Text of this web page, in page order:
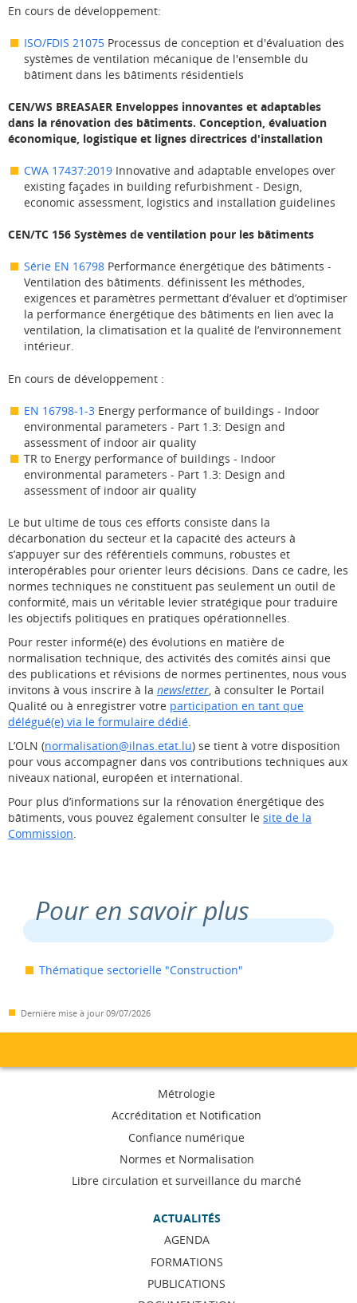
En cours de développement:
ISO/FDIS 21075 Processus de conception et d'évaluation des
systèmes de ventilation mécanique de l'ensemble du
bâtiment dans les bâtiments résidentiels
CEN/WS BREASAER Enveloppes innovantes et adaptables
dans la rénovation des bâtiments. Conception, évaluation
économique, logistique et lignes directrices d'installation
CWA 17437:2019 Innovative and adaptable envelopes over
existing façades in building refurbishment - Design,
economic assessment, logistics and installation guidelines
CEN/TC 156 Systèmes de ventilation pour les bâtiments
Série EN 16798 Performance énergétique des bâtiments -
Ventilation des bâtiments. définissent les méthodes,
exigences et paramètres permettant d’évaluer et d’optimiser
la performance énergétique des bâtiments en lien avec la
ventilation, la climatisation et la qualité de l’environnement
intérieur.
En cours de développement :
EN 16798-1-3 Energy performance of buildings - Indoor
environmental parameters - Part 1.3: Design and
assessment of indoor air quality
TR to Energy performance of buildings - Indoor
environmental parameters - Part 1.3: Design and
assessment of indoor air quality
Le but ultime de tous ces efforts consiste dans la
décarbonation du secteur et la capacité des acteurs à
s’appuyer sur des référentiels communs, robustes et
interopérables pour orienter leurs décisions. Dans ce cadre, les
normes techniques ne constituent pas seulement un outil de
conformité, mais un véritable levier stratégique pour traduire
les objectifs politiques en pratiques opérationnelles.
Pour rester informé(e) des évolutions en matière de
normalisation technique, des activités des comités ainsi que
des publications et révisions de normes pertinentes, nous vous
invitons à vous inscrire à la newsletter, à consulter le Portail
Qualité ou à enregistrer votre participation en tant que
délégué(e) via le formulaire dédié.
L’OLN (normalisation@ilnas.etat.lu) se tient à votre disposition
pour vous accompagner dans vos contributions techniques aux
niveaux national, européen et international.
Pour plus d’informations sur la rénovation énergétique des
bâtiments, vous pouvez également consulter le site de la
Commission.
Pour en savoir plus
Thématique sectorielle "Construction"
Dernière mise à jour09/07/2026
navigation
Métrologie
Accréditation et Notification
Confiance numérique
Normes et Normalisation
Libre circulation et surveillance du marché
ACTUALITÉS
AGENDA
FORMATIONS
PUBLICATIONS